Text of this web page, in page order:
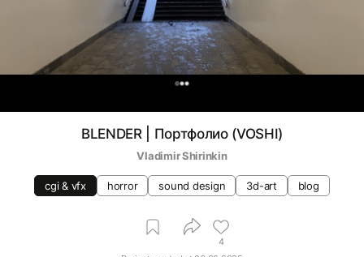
BLENDER | Портфолио (VOSHI)
Vladimir Shirinkin
cgi & vfx horror sound design 3d-art blog
4